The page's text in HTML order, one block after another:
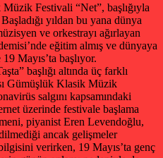
Festivali “Net”, başlığıyla
yıldan bu yana dünya
ve orkestrayı ağırlayan
eğitim almış ve dünyaya
Mayıs’ta başlıyor.
başlığı altında üç farklı
Gümüşlük Klasik Müzik
salgını kapsamındaki
üzerinde festivale başlama
piyanist Eren Levendoğlu,
ancak gelişmeler
verirken, 19 Mayıs’ta genç